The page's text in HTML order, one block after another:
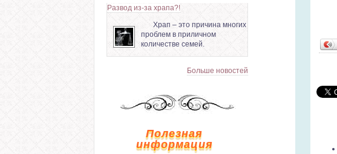
Развод из-за храпа?!
Храп – это причина многих
проблем в приличном
количестве семей.
Больше новостей
Полезная
информация